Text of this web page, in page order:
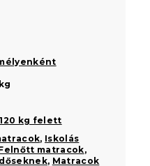
120 kg felett
, Iskolás
matracok,
, Matracok